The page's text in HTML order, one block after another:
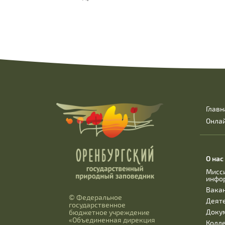
© Федеральное
государственное
бюджетное учреждение
«Объединенная дирекция
О нас